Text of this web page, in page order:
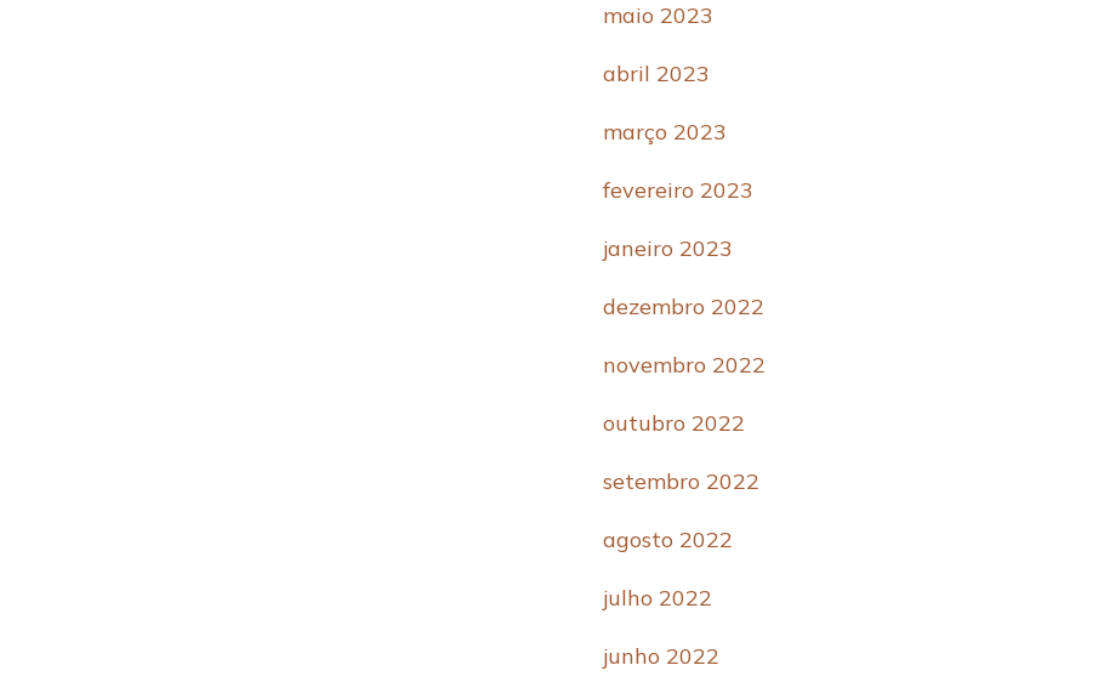
maio 2023
abril 2023
março 2023
fevereiro 2023
janeiro 2023
dezembro 2022
novembro 2022
outubro 2022
setembro 2022
agosto 2022
julho 2022
junho 2022